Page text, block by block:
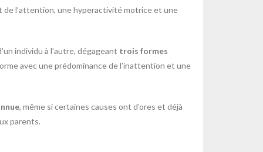
de l’attention, une hyperactivité motrice et une
individu à l’autre, dégageant trois formes
avec une prédominance de l’inattention et une
, même si certaines causes ont d’ores et déjà
parents.